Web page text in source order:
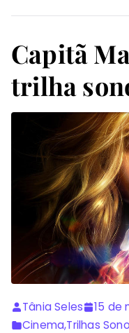
Capitã
trilha
Tânia Seles
15 de
Cinema,Trilhas